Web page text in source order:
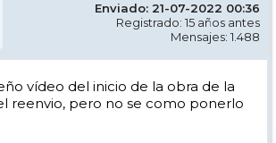
Enviado: 21-07-2022 00:36
Registrado: 15 años antes
Mensajes: 1.488
vídeo del inicio de la obra de la
reenvio, pero no se como ponerlo